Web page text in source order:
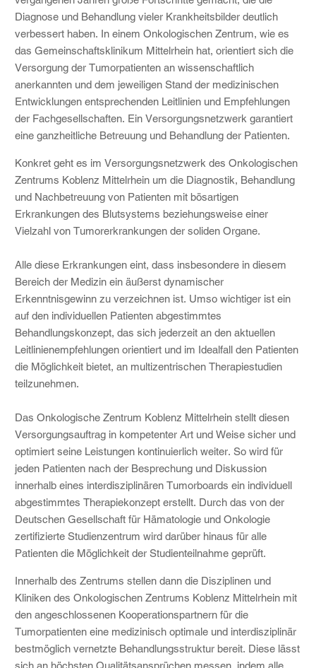
Diagnose und Behandlung vieler Krankheitsbilder deutlich
verbessert haben. In einem Onkologischen Zentrum, wie es
das Gemeinschaftsklinikum Mittelrhein hat, orientiert sich die
Versorgung der Tumorpatienten an wissenschaftlich
anerkannten und dem jeweiligen Stand der medizinischen
Entwicklungen entsprechenden Leitlinien und Empfehlungen
der Fachgesellschaften. Ein Versorgungsnetzwerk garantiert
eine ganzheitliche Betreuung und Behandlung der Patienten.
Konkret geht es im Versorgungsnetzwerk des Onkologischen
Zentrums Koblenz Mittelrhein um die Diagnostik, Behandlung
und Nachbetreuung von Patienten mit bösartigen
Erkrankungen des Blutsystems beziehungsweise einer
Vielzahl von Tumorerkrankungen der soliden Organe.
Alle diese Erkrankungen eint, dass insbesondere in diesem
Bereich der Medizin ein äußerst dynamischer
Erkenntnisgewinn zu verzeichnen ist. Umso wichtiger ist ein
auf den individuellen Patienten abgestimmtes
Behandlungskonzept, das sich jederzeit an den aktuellen
Leitlinienempfehlungen orientiert und im Idealfall den Patienten
die Möglichkeit bietet, an multizentrischen Therapiestudien
teilzunehmen.
Das Onkologische Zentrum Koblenz Mittelrhein stellt diesen
Versorgungsauftrag in kompetenter Art und Weise sicher und
optimiert seine Leistungen kontinuierlich weiter. So wird für
jeden Patienten nach der Besprechung und Diskussion
innerhalb eines interdisziplinären Tumorboards ein individuell
abgestimmtes Therapiekonzept erstellt. Durch das von der
Deutschen Gesellschaft für Hämatologie und Onkologie
zertifizierte Studienzentrum wird darüber hinaus für alle
Patienten die Möglichkeit der Studienteilnahme geprüft.
Innerhalb des Zentrums stellen dann die Disziplinen und
Kliniken des Onkologischen Zentrums Koblenz Mittelrhein mit
den angeschlossenen Kooperationspartnern für die
Tumorpatienten eine medizinisch optimale und interdisziplinär
bestmöglich vernetzte Behandlungsstruktur bereit. Diese lässt
sich an höchsten Qualitätsansprüchen messen, indem alle